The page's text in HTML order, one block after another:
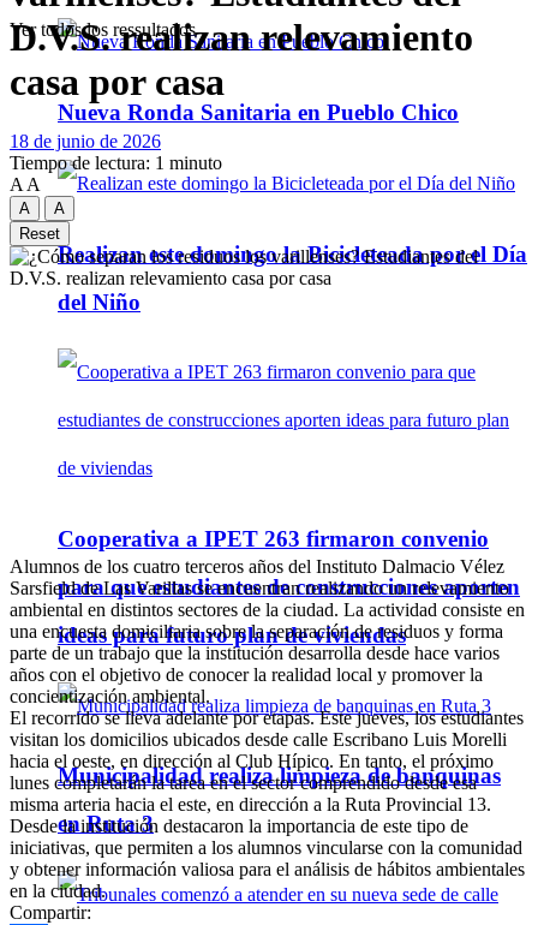
Nueva Ronda Sanitaria en Pueblo Chico
Realizan este domingo la Bicicleteada por el Día
del Niño
Cooperativa a IPET 263 firmaron convenio
para que estudiantes de construcciones aporten
ideas para futuro plan de viviendas
Municipalidad realiza limpieza de banquinas
en Ruta 3
Ver todos los ressultados
D.V.S. realizan relevamiento
casa por casa
18 de junio de 2026
Tiempo de lectura: 1 minuto
A A
A
A
Reset
Alumnos de los cuatro terceros años del Instituto Dalmacio Vélez
Sarsfield de Las Varillas se encuentran realizando un relevamiento
ambiental en distintos sectores de la ciudad. La actividad consiste en
una encuesta domiciliaria sobre la separación de residuos y forma
parte de un trabajo que la institución desarrolla desde hace varios
años con el objetivo de conocer la realidad local y promover la
concientización ambiental.
El recorrido se lleva adelante por etapas. Este jueves, los estudiantes
visitan los domicilios ubicados desde calle Escribano Luis Morelli
hacia el oeste, en dirección al Club Hípico. En tanto, el próximo
lunes completarán la tarea en el sector comprendido desde esa
misma arteria hacia el este, en dirección a la Ruta Provincial 13.
Desde la institución destacaron la importancia de este tipo de
iniciativas, que permiten a los alumnos vincularse con la comunidad
y obtener información valiosa para el análisis de hábitos ambientales
en la ciudad.
Compartir: